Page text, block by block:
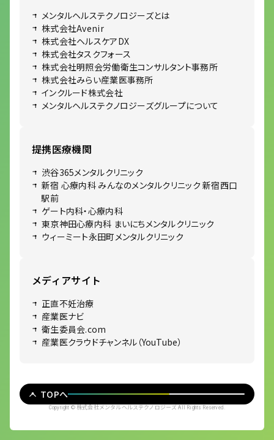
メンタルヘルステクノロジーズとは
株式会社Avenir
株式会社ヘルスケアDX
株式会社タスクフォース
株式会社明照会労働衛生コンサルタント事務所
株式会社みらい産業医事務所
インクルード株式会社
メンタルヘルステクノロジーズグループについて
提携医療機関
渋谷365メンタルクリニック
新宿 心療内科 みんなのメンタルクリニック 新宿西口
駅前
ゲート内科・心療内科
東京神田心療内科 まいにちメンタルクリニック
ウィーミート永田町メンタルクリニック
メディアサイト
正直不妊治療
産業医ナビ
衛生委員会.com
産業医クラウドチャンネル（YouTube）
Copyright ©株式会社メンタルヘルステクノロジーズAll Rights Reserved.
TOPへ